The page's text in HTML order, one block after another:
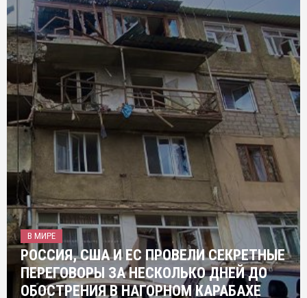
В МИРЕ
РОССИЯ, США И ЕС ПРОВЕЛИ СЕКРЕТНЫЕ
ПЕРЕГОВОРЫ ЗА НЕСКОЛЬКО ДНЕЙ ДО
ОБОСТРЕНИЯ В НАГОРНОМ КАРАБАХЕ